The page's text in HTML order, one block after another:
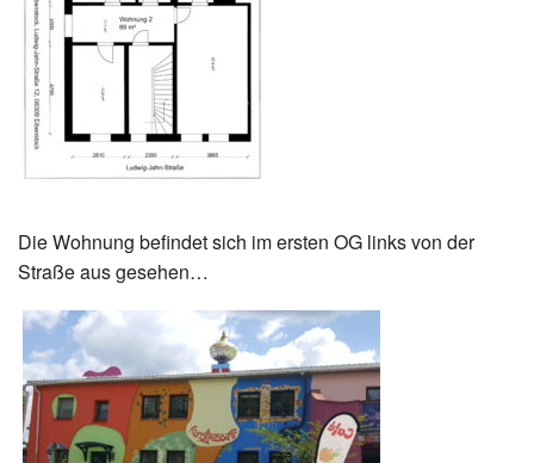
Die Wohnung befindet sich im ersten OG links von der
Straße aus gesehen…